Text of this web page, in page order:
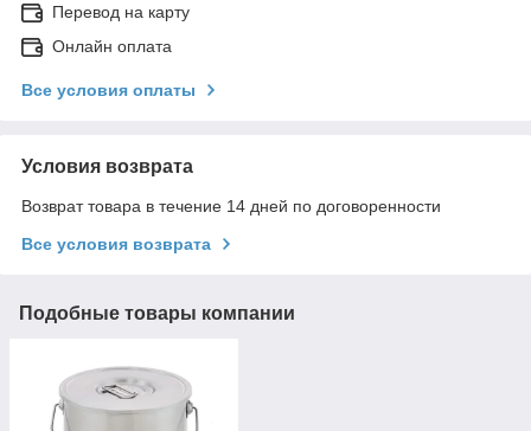
Перевод на карту
Онлайн оплата
Все условия оплаты
Условия возврата
Возврат товара в течение 14 дней по договоренности
Все условия возврата
Подобные товары компании